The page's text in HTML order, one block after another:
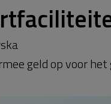
geld op voor het